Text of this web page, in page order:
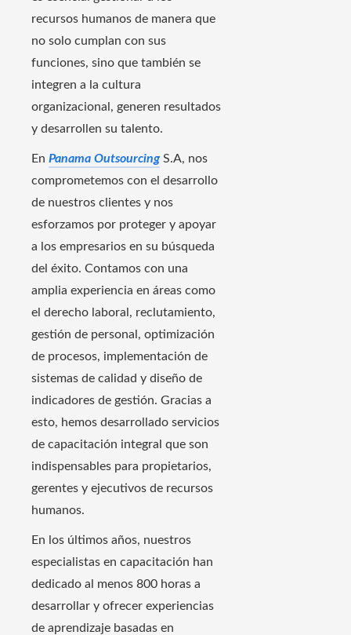
recursos humanos de manera que
no solo cumplan con sus
funciones, sino que también se
integren a la cultura
organizacional, generen resultados
y desarrollen su talento.
En Panama OutsourcingS.A, nos
comprometemos con el desarrollo
de nuestros clientes y nos
esforzamos por proteger y apoyar
a los empresarios en su búsqueda
del éxito. Contamos con una
amplia experiencia en áreas como
el derecho laboral, reclutamiento,
gestión de personal, optimización
de procesos, implementación de
sistemas de calidad y diseño de
indicadores de gestión. Gracias a
esto, hemos desarrollado servicios
de capacitación integral que son
indispensables para propietarios,
gerentes y ejecutivos de recursos
humanos.
En los últimos años, nuestros
especialistas en capacitación han
dedicado al menos 800 horas a
desarrollar y ofrecer experiencias
de aprendizaje basadas en